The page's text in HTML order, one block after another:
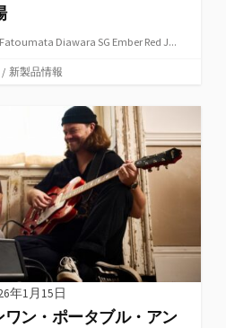
Diawara SG Ember Red J...
/ 新製品情報
年1月15日
ン・ポータブル・アン